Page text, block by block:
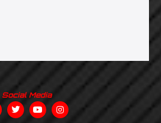
Social Media